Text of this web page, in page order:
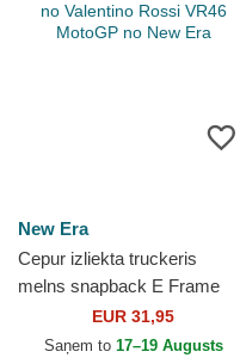
New Era
Cepur izliekta truckeris
melns snapback E Frame
Print Visor no Valentino Rossi
VR46 MotoGP no New...
EUR 31,95
Saņem to 17–19 Augusts